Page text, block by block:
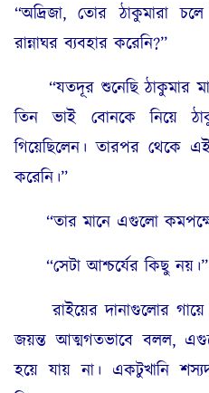
“অদ্রিজা, তোর ঠাকুমারা
রান্নাঘর ব্যবহার করেনি?”
“যতদূর শুনেছি ঠাকুমার মা
তিন ভাই বোনকে নিয়ে
গিয়েছিলেন। তারপর থেকে
করেনি।”
“তার মানে এগুলো
“সেটা আশ্চর্যের কিছু নয়।”
রাইয়ের দানাগুলোর
জয়ন্ত আত্মগতভাবে বলল,
হয়ে যায় না। একটুখানি